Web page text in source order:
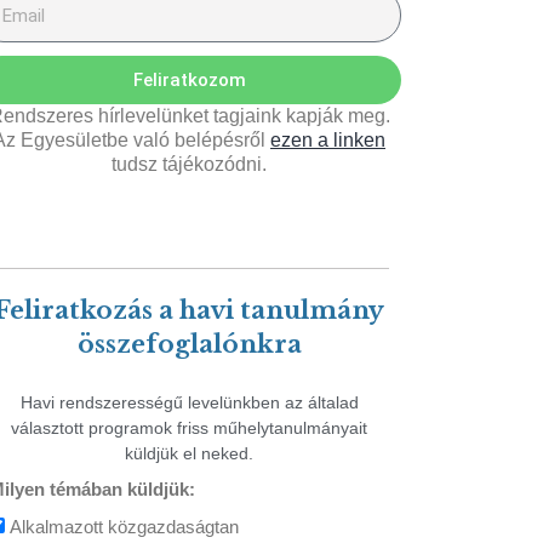
Feliratkozom
hírlevelünket tagjaink kapják meg.
Egyesületbe való belépésről ezen a linken
tudsz tájékozódni.
a havi tanulmány
összefoglalónkra
Havi rendszerességű levelünkben az általad
választott programok friss műhelytanulmányait
küldjük el neked.
témában küldjük:
Alkalmazott közgazdaságtan